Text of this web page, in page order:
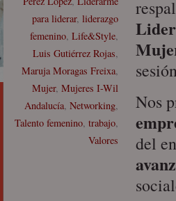
para liderar, liderazgo
femenino, Life&Style,
Luis Gutiérrez Rojas,
Maruja Moragas Freixa,
Mujer, Mujeres I-Wil
Andalucía, Networking,
Talento femenino, trabajo,
Valores
Nos
del